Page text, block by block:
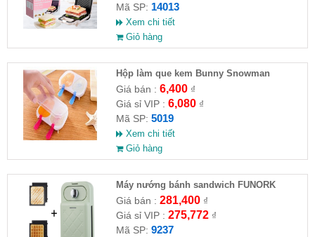
Mã SP: 14013
Xem chi tiết
Giỏ hàng
Hộp làm que kem Bunny Snowman
Giá bán : 6,400₫
Giá sỉ VIP : 6,080₫
Mã SP: 5019
Xem chi tiết
Giỏ hàng
Máy nướng bánh sandwich FUNORK
Giá bán : 281,400₫
Giá sỉ VIP : 275,772₫
Mã SP: 9237